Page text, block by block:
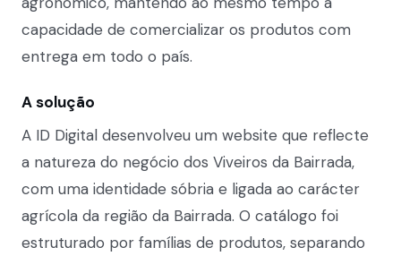
capacidade de comercializar os produtos com
entrega em todo o país.
A solução
A ID Digital desenvolveu um website que reflecte
a natureza do negócio dos Viveiros da Bairrada,
com uma identidade sóbria e ligada ao carácter
agrícola da região da Bairrada. O catálogo foi
estruturado por famílias de produtos, separando